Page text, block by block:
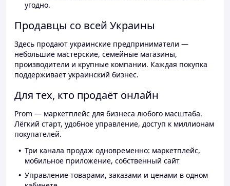
угодно.
Продавцы со всей Украины
Здесь продают украинские предприниматели —
небольшие мастерские, семейные магазины,
производители и крупные компании. Каждая покупка
поддерживает украинский бизнес.
Для тех, кто продаёт онлайн
Prom — маркетплейс для бизнеса любого масштаба.
Лёгкий старт, удобное управление, доступ к миллионам
покупателей.
Три канала продаж одновременно: маркетплейс,
мобильное приложение, собственный сайт
Управление товарами, заказами и ценами в одном